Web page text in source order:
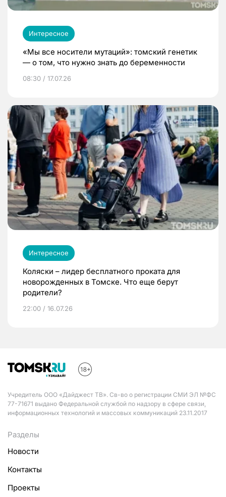
Интересное
«Мы все носители мутаций»: томский генетик
— о том, что нужно знать до беременности
08:30 / 17.07.26
Интересное
Коляски – лидер бесплатного проката для
новорожденных в Томске. Что еще берут
родители?
22:00 / 16.07.26
Учредитель ООО «Дайджест ТВ». Св-во о регистрации СМИ ЭЛ №ФС
77-71671 выдано Федеральной службой по надзору в сфере связи,
информационных технологий и массовых коммуникаций 23.11.2017
Разделы
Новости
Контакты
Проекты